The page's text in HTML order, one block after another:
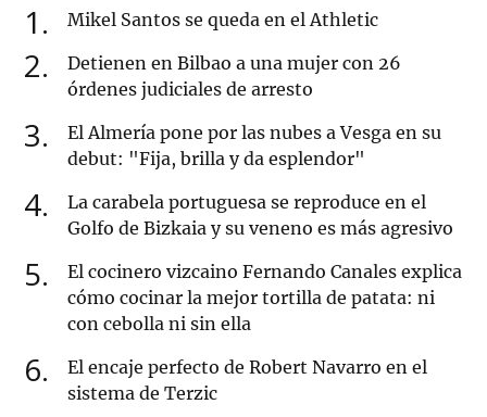
1 Mikel Santos se queda en el Athletic
2
Detienen en Bilbao a una mujer con 26
órdenes judiciales de arresto
3
El Almería pone por las nubes a Vesga en su
debut: "Fija, brilla y da esplendor"
4
La carabela portuguesa se reproduce en el
Golfo de Bizkaia y su veneno es más agresivo
5
El cocinero vizcaino Fernando Canales explica
cómo cocinar la mejor tortilla de patata: ni
con cebolla ni sin ella
6
El encaje perfecto de Robert Navarro en el
sistema de Terzic